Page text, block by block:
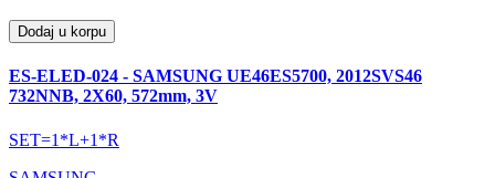
Dodaj u korpu
ES-ELED-024 - SAMSUNG UE46ES5700, 2012SVS46
732NNB, 2X60, 572mm, 3V
SET=1*L+1*R